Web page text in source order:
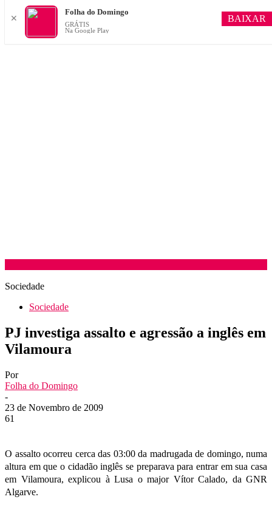
Sociedade
Sociedade
PJ investiga assalto e agressão a inglês em
Vilamoura
Por
Folha do Domingo
-
23 de Novembro de 2009
61
O assalto ocorreu cerca das 03:00 da madrugada de domingo, numa
altura em que o cidadão inglês se preparava para entrar em sua casa
em Vilamoura, explicou à Lusa o major Vítor Calado, da GNR
Algarve.
✕
Folha do Domingo
GRÁTIS
Na Google Play
BAIXAR